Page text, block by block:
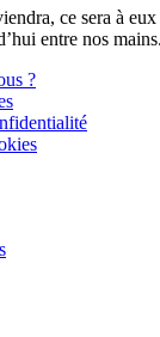
ce sera à
entre nos mains.
?